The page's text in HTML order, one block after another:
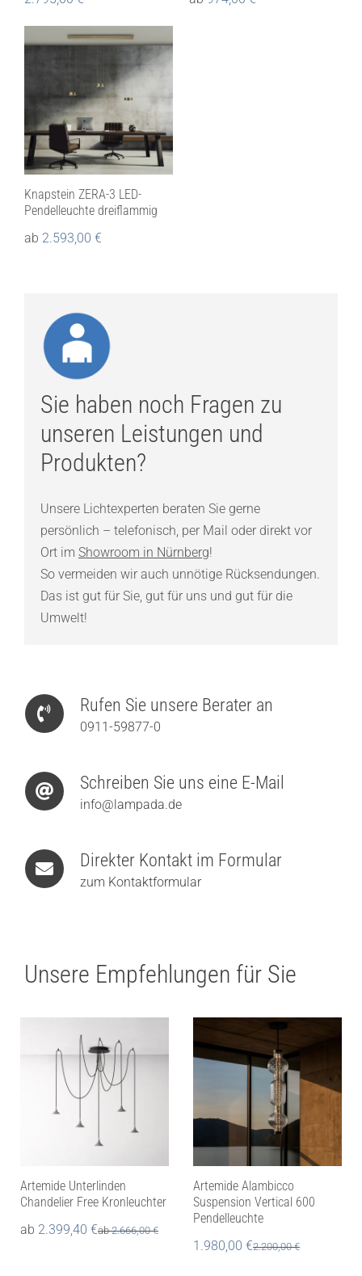
Knapstein ZERA-3 LED-
Pendelleuchte dreiflammig
ab 2.593,00 €
Sie haben noch Fragen zu
unseren Leistungen und
Produkten?
Unsere Lichtexperten beraten Sie gerne
persönlich – telefonisch, per Mail oder direkt vor
Ort im Showroom in Nürnberg!
So vermeiden wir auch unnötige Rücksendungen.
Das ist gut für Sie, gut für uns und gut für die
Umwelt!
Rufen Sie unsere Berater an
0911-59877-0
Schreiben Sie uns eine E-Mail
info@lampada.de
Direkter Kontakt im Formular
zum Kontaktformular
Unsere Empfehlungen für Sie
Artemide Unterlinden
Chandelier Free Kronleuchter
ab 2.399,40 €ab2.666,00€
Artemide Alambicco
Suspension Vertical 600
Pendelleuchte
1.980,00 €2.200,00€